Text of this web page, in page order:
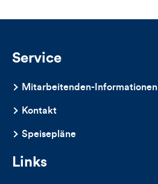
Service
Mitarbeitenden-Informationen
Kontakt
Speisepläne
Links